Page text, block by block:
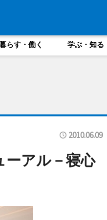
らす・働く 学ぶ・知る
2010.06.09
アル－寝心